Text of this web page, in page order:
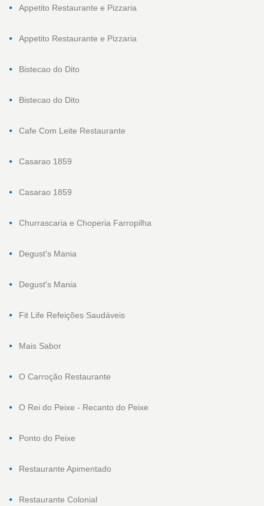
Appetito Restaurante e Pizzaria
Appetito Restaurante e Pizzaria
Bistecao do Dito
Bistecao do Dito
Cafe Com Leite Restaurante
Casarao 1859
Casarao 1859
Churrascaria e Choperia Farropilha
Degust's Mania
Degust's Mania
Fit Life Refeições Saudáveis
Mais Sabor
O Carroção Restaurante
O Rei do Peixe - Recanto do Peixe
Ponto do Peixe
Restaurante Apimentado
Restaurante Colonial